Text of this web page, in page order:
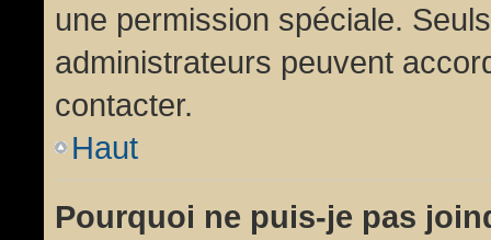
une permission spéciale.
administrateurs peuvent
contacter.
Haut
Pourquoi ne puis-je pas